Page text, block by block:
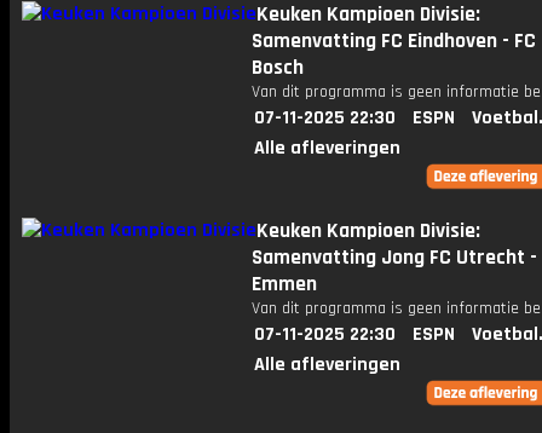
Keuken Kampioen Divisie:
Samenvatting FC Eindhoven - FC
Bosch
Van dit programma is geen informatie
07-11-2025 22:30 ESPN
Alle afleveringen
Keuken Kampioen Divisie:
Samenvatting Jong FC Utrecht -
Emmen
Van dit programma is geen informatie
07-11-2025 22:30 ESPN
Alle afleveringen